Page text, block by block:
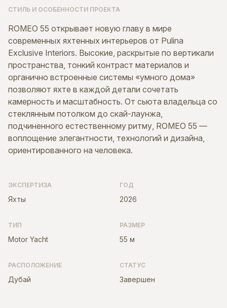
СТИЛЬ И ОСОБЕННОСТИ ПРОЕКТА
ROMEO 55 открывает новую главу в мире
современных яхтенных интерьеров от Pulina
Exclusive Interiors. Высокие, раскрытые по вертикали
пространства, тонкий контраст материалов и
органично встроенные системы «умного дома»
позволяют яхте в каждой детали сочетать
камерность и масштабность. От сьюта владельца со
стеклянным потолком до скай-лаунжа,
подчиненного естественному ритму, ROMEO 55 —
воплощение элегантности, технологий и дизайна,
ориентированного на человека.
ЭКСПЕРТИЗА
Яхты
ГОД
2026
ТИП
Motor Yacht
РАЗМЕР
55 м
РАСПОЛОЖЕНИЕ
Дубай
СТАТУС
Завершен